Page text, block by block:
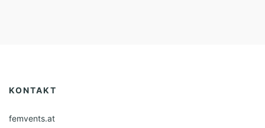
KONTAKT
femvents.at